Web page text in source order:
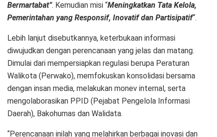
Bermartabat”. Kemudian misi “Meningkatkan Tata Kelola,
Pemerintahan yang Responsif, Inovatif dan Partisipatif“.
Lebih lanjut disebutkannya, keterbukaan informasi
diwujudkan dengan perencanaan yang jelas dan matang.
Dimulai dari mempersiapkan regulasi berupa Peraturan
Walikota (Perwako), memfokuskan konsolidasi bersama
dengan insan media, melakukan monev internal, serta
mengolaborasikan PPID (Pejabat Pengelola Informasi
Daerah), Bakohumas dan Walidata.
“Perencanaan inilah yang melahirkan berbagai inovasi dan